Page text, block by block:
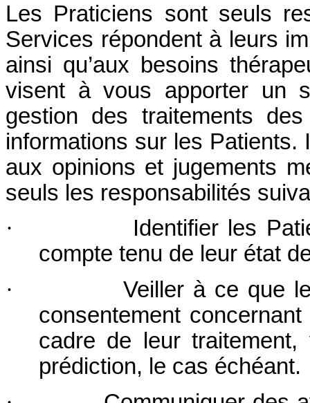
Les Praticiens sont seuls
Services répondent à leurs
ainsi qu’aux besoins
visent à vous apporter un
gestion des traitements
informations sur les Patients.
aux opinions et jugements
seuls les responsabilités
·
Identifier les
compte tenu de leur état
·
Veiller à ce que
consentement
cadre de leur
prédiction, le cas échéant.